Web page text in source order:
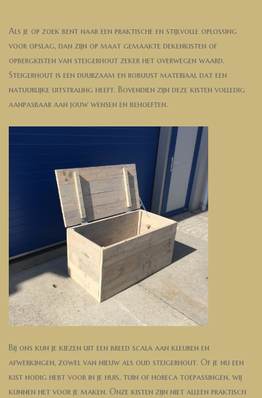
Als je op zoek bent naar een praktische en stijlvolle oplossing
voor opslag, dan zijn op maat gemaakte dekenkisten of
opbergkisten van steigerhout zeker het overwegen waard.
Steigerhout is een duurzaam en robuust materiaal dat een
natuurlijke uitstraling heeft. Bovendien zijn deze kisten volledig
aanpasbaar aan jouw wensen en behoeften.
Bij ons kun je kiezen uit een breed scala aan kleuren en
afwerkingen, zowel van nieuw als oud steigerhout. Of je nu een
kist nodig hebt voor in je huis, tuin of horeca toepassingen, wij
kunnen het voor je maken. Onze kisten zijn niet alleen praktisch